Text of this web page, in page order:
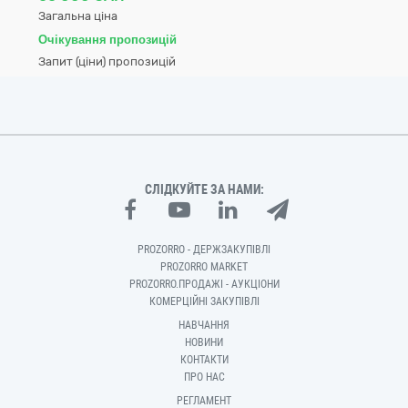
Загальна ціна
Очікування пропозицій
Запит (ціни) пропозицій
СЛІДКУЙТЕ ЗА НАМИ:
PROZORRO - ДЕРЖЗАКУПІВЛІ
PROZORRO MARKET
PROZORRO.ПРОДАЖІ - АУКЦІОНИ
КОМЕРЦІЙНІ ЗАКУПІВЛІ
НАВЧАННЯ
НОВИНИ
КОНТАКТИ
ПРО НАС
РЕГЛАМЕНТ